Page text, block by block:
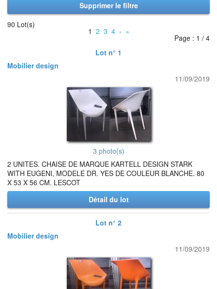
Supprimer le filtre
90 Lot(s)
1 2 3 4 › »
Page : 1 / 4
Lot n° 1
Mobilier design
11/09/2019
3 photo(s)
2 UNITES. CHAISE DE MARQUE KARTELL DESIGN STARK
WITH EUGENI, MODELE DR. YES DE COULEUR BLANCHE. 80
X 53 X 56 CM. LESCOT
Détail du lot
Lot n° 2
Mobilier design
11/09/2019